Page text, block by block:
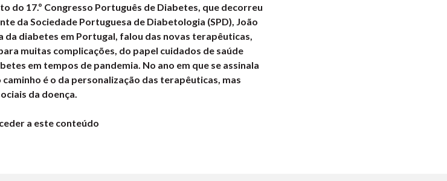
do 17.º Congresso Português de Diabetes, que decorreu
da Sociedade Portuguesa de Diabetologia (SPD), João
diabetes em Portugal, falou das novas terapêuticas,
muitas complicações, do papel cuidados de saúde
em tempos de pandemia. No ano em que se assinala
é o da personalização das terapêuticas, mas
da doença.
a este conteúdo